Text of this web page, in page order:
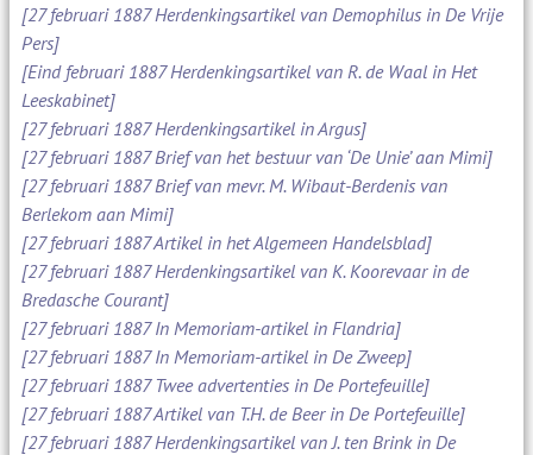
[27 februari 1887 Herdenkingsartikel van Demophilus in De Vrije
Pers]
[Eind februari 1887 Herdenkingsartikel van R. de Waal in Het
Leeskabinet]
[27 februari 1887 Herdenkingsartikel in Argus]
[27 februari 1887 Brief van het bestuur van ‘De Unie’ aan Mimi]
[27 februari 1887 Brief van mevr. M. Wibaut-Berdenis van
Berlekom aan Mimi]
[27 februari 1887 Artikel in het Algemeen Handelsblad]
[27 februari 1887 Herdenkingsartikel van K. Koorevaar in de
Bredasche Courant]
[27 februari 1887 In Memoriam-artikel in Flandria]
[27 februari 1887 In Memoriam-artikel in De Zweep]
[27 februari 1887 Twee advertenties in De Portefeuille]
[27 februari 1887 Artikel van T.H. de Beer in De Portefeuille]
[27 februari 1887 Herdenkingsartikel van J. ten Brink in De